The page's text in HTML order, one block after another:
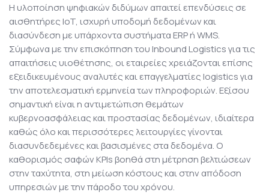
Η υλοποίηση ψηφιακών διδύμων απαιτεί επενδύσεις σε
αισθητήρες IoT, ισχυρή υποδομή δεδομένων και
διασύνδεση με υπάρχοντα συστήματα ERP ή WMS.
Σύμφωνα με την επισκόπηση τουInbound Logisticsγια τις
απαιτήσεις υιοθέτησης, οι εταιρείες χρειάζονται επίσης
εξειδικευμένους αναλυτές και επαγγελματίες logistics για
την αποτελεσματική ερμηνεία των πληροφοριών. Εξίσου
σημαντική είναι η αντιμετώπιση θεμάτων
κυβερνοασφάλειας και προστασίας δεδομένων, ιδιαίτερα
καθώς όλο και περισσότερες λειτουργίες γίνονται
διασυνδεδεμένες και βασισμένες στα δεδομένα. Ο
καθορισμός σαφών KPIs βοηθά στη μέτρηση βελτιώσεων
στην ταχύτητα, στη μείωση κόστους και στην απόδοση
υπηρεσιών με την πάροδο του χρόνου.